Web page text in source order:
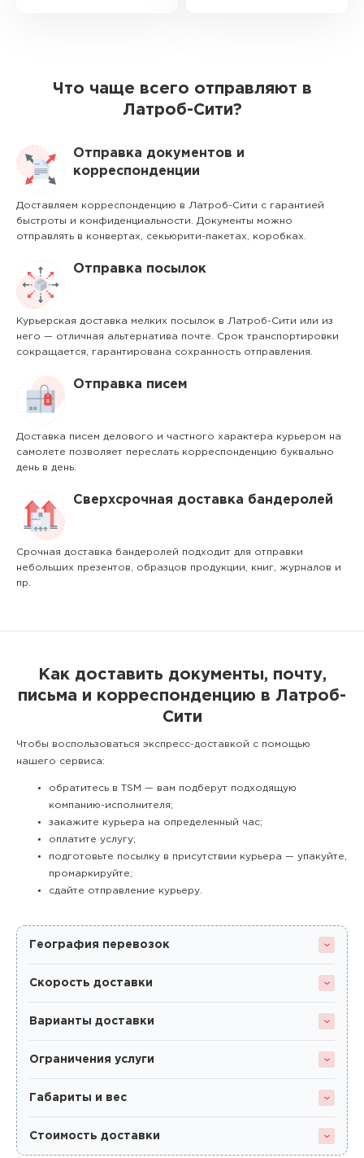
Что чаще всего отправляют в
Латроб-Сити?
Отправка документов и
корреспонденции
Доставляем корреспонденцию в Латроб-Сити с гарантией
быстроты и конфиденциальности. Документы можно
отправлять в конвертах, секьюрити-пакетах, коробках.
Отправка посылок
Курьерская доставка мелких посылок в Латроб-Сити или из
него — отличная альтернатива почте. Срок транспортировки
сокращается, гарантирована сохранность отправления.
Отправка писем
Доставка писем делового и частного характера курьером на
самолете позволяет переслать корреспонденцию буквально
день в день.
Сверхсрочная доставка бандеролей
Срочная доставка бандеролей подходит для отправки
небольших презентов, образцов продукции, книг, журналов и
пр.
Как доставить документы, почту,
письма и корреспонденцию в Латроб-
Сити
Чтобы воспользоваться экспресс-доставкой с помощью
нашего сервиса:
обратитесь в TSM — вам подберут подходящую
компанию-исполнителя;
закажите курьера на определенный час;
оплатите услугу;
подготовьте посылку в присутствии курьера — упакуйте,
промаркируйте;
сдайте отправление курьеру.
География перевозок
Скорость доставки
Варианты доставки
Ограничения услуги
Габариты и вес
Стоимость доставки